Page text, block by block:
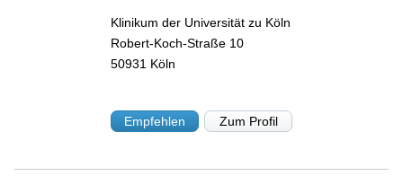
Klinikum der Universität zu Köln
Robert-Koch-Straße 10
50931 Köln
Empfehlen Zum Profil